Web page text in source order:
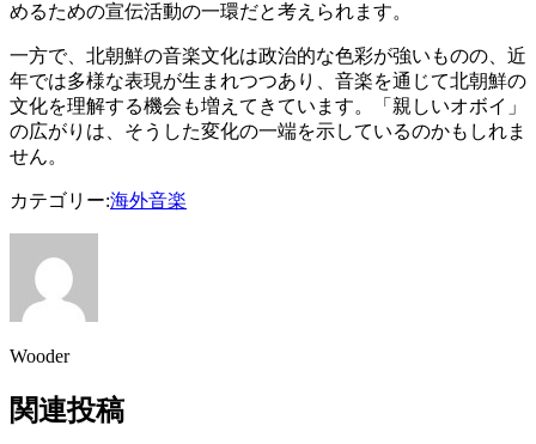
めるための宣伝活動の一環だと考えられます。
一方で、北朝鮮の音楽文化は政治的な色彩が強いものの、近
年では多様な表現が生まれつつあり、音楽を通じて北朝鮮の
文化を理解する機会も増えてきています。「親しいオボイ」
の広がりは、そうした変化の一端を示しているのかもしれま
せん。
カテゴリー:海外音楽
Wooder
関連投稿